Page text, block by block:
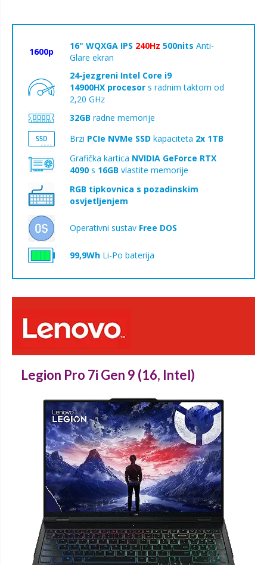
1600p
16" WQXGA IPS 240Hz 500nits Anti-
Glare ekran
24-jezgreni Intel Core i9
14900HX procesor s radnim taktom od
2,20 GHz
32GB radne memorije
Brzi PCIe NVMe SSD kapaciteta 2x 1TB
Grafička kartica NVIDIA GeForce RTX
4090 s 16GB vlastite memorije
RGB tipkovnica s pozadinskim
osvjetljenjem
Operativni sustav Free DOS
99,9Wh Li-Po baterija
Legion Pro 7i Gen 9 (16, Intel)